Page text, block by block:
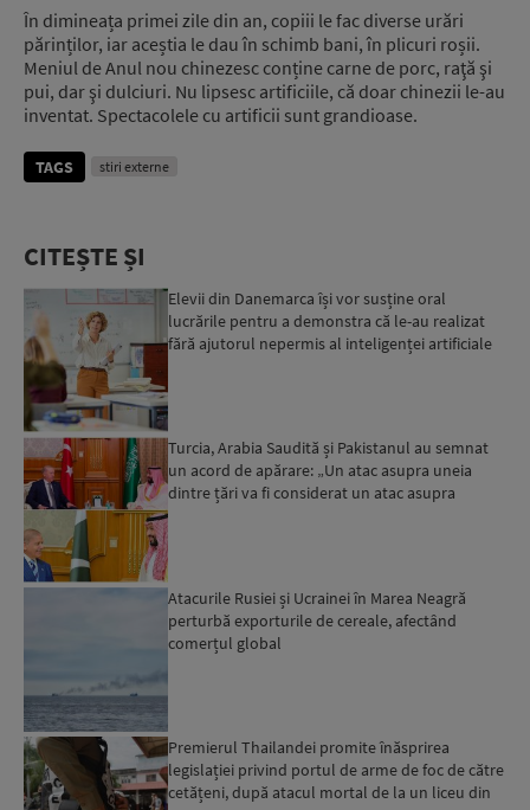
În dimineața primei zile din an, copiii le fac diverse urări
părinților, iar aceștia le dau în schimb bani, în plicuri roșii.
Meniul de Anul nou chinezesc conține carne de porc, raţă şi
pui, dar şi dulciuri. Nu lipsesc artificiile, că doar chinezii le-au
inventat. Spectacolele cu artificii sunt grandioase.
TAGS stiri externe
CITEȘTE ȘI
Elevii din Danemarca își vor susține oral
lucrările pentru a demonstra că le-au realizat
fără ajutorul nepermis al inteligenței artificiale
Turcia, Arabia Saudită și Pakistanul au semnat
un acord de apărare: „Un atac asupra uneia
dintre țări va fi considerat un atac asupra
Atacurile Rusiei și Ucrainei în Marea Neagră
perturbă exporturile de cereale, afectând
comerțul global
Premierul Thailandei promite înăsprirea
legislației privind portul de arme de foc de către
cetățeni, după atacul mortal de la un liceu din